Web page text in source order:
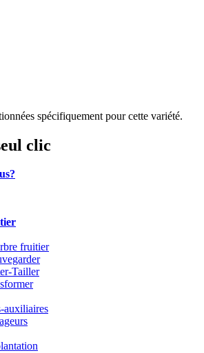
spécifiquement pour cette variété.
clic
fruitier
Tailler
auxiliaires